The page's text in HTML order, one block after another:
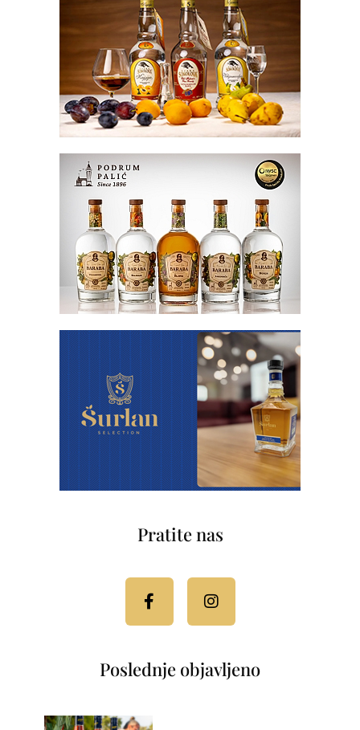
Pratite nas
f
Poslednje objavljeno